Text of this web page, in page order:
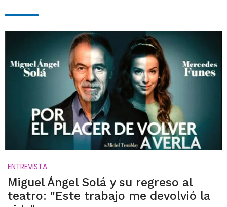
ENTREVISTA
Miguel Ángel Solá y su regreso al
teatro: "Este trabajo me devolvió la